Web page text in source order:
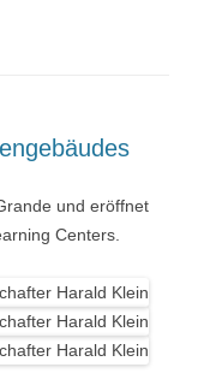
und eröffnet
Centers.